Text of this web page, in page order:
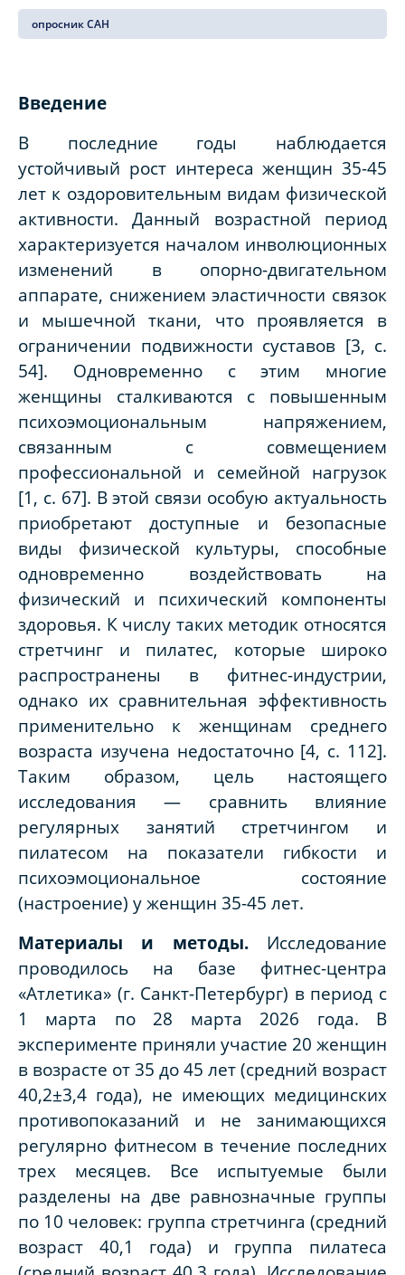
опросник САН
Введение
В последние годы наблюдается
устойчивый рост интереса женщин 35-45
лет к оздоровительным видам физической
активности. Данный возрастной период
характеризуется началом инволюционных
изменений в опорно-двигательном
аппарате, снижением эластичности связок
и мышечной ткани, что проявляется в
ограничении подвижности суставов [3, с.
54]. Одновременно с этим многие
женщины сталкиваются с повышенным
психоэмоциональным напряжением,
связанным с совмещением
профессиональной и семейной нагрузок
[1, с. 67]. В этой связи особую актуальность
приобретают доступные и безопасные
виды физической культуры, способные
одновременно воздействовать на
физический и психический компоненты
здоровья. К числу таких методик относятся
стретчинг и пилатес, которые широко
распространены в фитнес-индустрии,
однако их сравнительная эффективность
применительно к женщинам среднего
возраста изучена недостаточно [4, с. 112].
Таким образом, цель настоящего
исследования — сравнить влияние
регулярных занятий стретчингом и
пилатесом на показатели гибкости и
психоэмоциональное состояние
(настроение) у женщин 35-45 лет.
Материалы и методы. Исследование
проводилось на базе фитнес-центра
«Атлетика» (г. Санкт-Петербург) в период с
1 марта по 28 марта 2026 года. В
эксперименте приняли участие 20 женщин
в возрасте от 35 до 45 лет (средний возраст
40,2±3,4 года), не имеющих медицинских
противопоказаний и не занимающихся
регулярно фитнесом в течение последних
трех месяцев. Все испытуемые были
разделены на две равнозначные группы
по 10 человек: группа стретчинга (средний
возраст 40,1 года) и группа пилатеса